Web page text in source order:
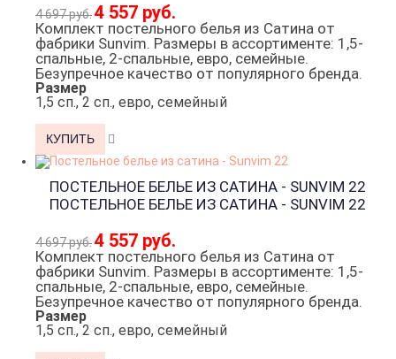
4 697 руб.4 557 руб.
Комплект постельного белья из Сатина от
фабрики Sunvim. Размеры в ассортименте: 1,5-
спальные, 2-спальные, евро, семейные.
Безупречное качество от популярного бренда.
Размер
1,5 сп., 2 сп., евро, семейный
ПОСТЕЛЬНОЕ БЕЛЬЕ ИЗ САТИНА - SUNVIM 22
ПОСТЕЛЬНОЕ БЕЛЬЕ ИЗ САТИНА - SUNVIM 22
4 697 руб.4 557 руб.
Комплект постельного белья из Сатина от
фабрики Sunvim. Размеры в ассортименте: 1,5-
спальные, 2-спальные, евро, семейные.
Безупречное качество от популярного бренда.
Размер
1,5 сп., 2 сп., евро, семейный